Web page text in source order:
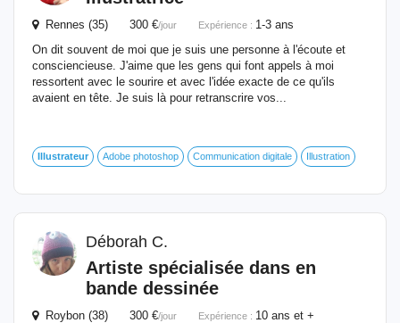
Rennes (35) 300 €/jour Expérience : 1-3 ans
On dit souvent de moi que je suis une personne à l'écoute et
consciencieuse. J'aime que les gens qui font appels à moi
ressortent avec le sourire et avec l'idée exacte de ce qu'ils
avaient en tête. Je suis là pour retranscrire vos...
Illustrateur Adobe photoshop Communication digitale Illustration
Déborah C.
Artiste spécialisée dans en
bande dessinée
Roybon (38) 300 €/jour Expérience : 10 ans et +